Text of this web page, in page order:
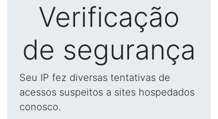
Verificação
de segurança
Seu IP fez diversas tentativas de
acessos suspeitos a sites hospedados
conosco.